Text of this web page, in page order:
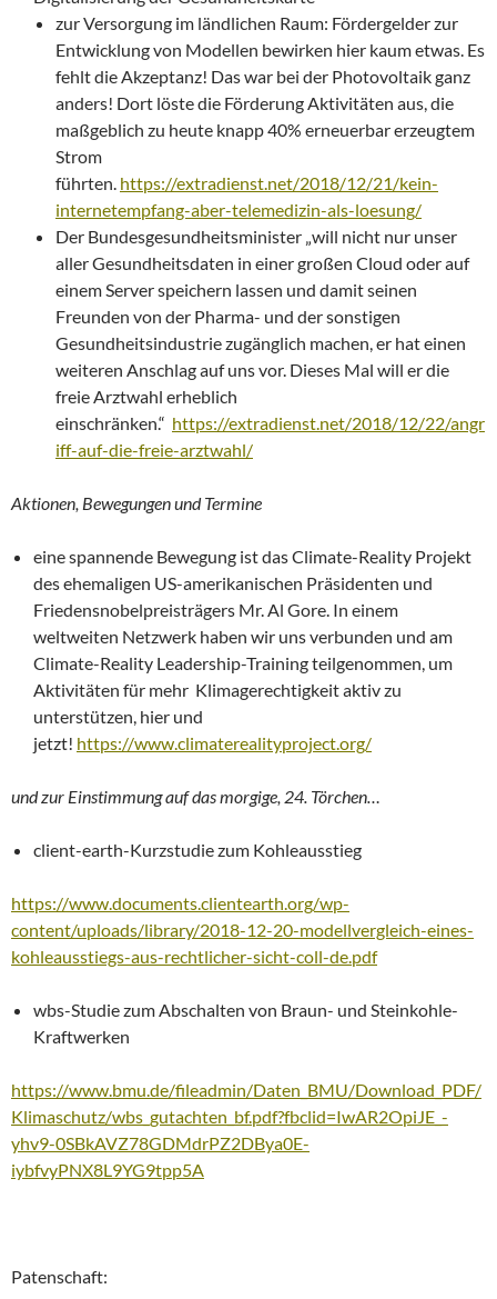
zur Versorgung im ländlichen Raum: Fördergelder zur
Entwicklung von Modellen bewirken hier kaum etwas. Es
fehlt die Akzeptanz! Das war bei der Photovoltaik ganz
anders! Dort löste die Förderung Aktivitäten aus, die
maßgeblich zu heute knapp 40% erneuerbar erzeugtem
Strom
führten. https://extradienst.net/2018/12/21/kein-
internetempfang-aber-telemedizin-als-loesung/
Der Bundesgesundheitsminister „will nicht nur unser
aller Gesundheitsdaten in einer großen Cloud oder auf
einem Server speichern lassen und damit seinen
Freunden von der Pharma- und der sonstigen
Gesundheitsindustrie zugänglich machen, er hat einen
weiteren Anschlag auf uns vor. Dieses Mal will er die
freie Arztwahl erheblich
einschränken.“ https://extradienst.net/2018/12/22/angr
iff-auf-die-freie-arztwahl/
Aktionen, Bewegungen und Termine
eine spannende Bewegung ist das Climate-Reality Projekt
des ehemaligen US-amerikanischen Präsidenten und
Friedensnobelpreisträgers Mr. Al Gore. In einem
weltweiten Netzwerk haben wir uns verbunden und am
Climate-Reality Leadership-Training teilgenommen, um
Aktivitäten für mehr Klimagerechtigkeit aktiv zu
unterstützen, hier und
jetzt! https://www.climaterealityproject.org/
und zur Einstimmung auf das morgige, 24. Törchen…
client-earth-Kurzstudie zum Kohleausstieg
https://www.documents.clientearth.org/wp-
content/uploads/library/2018-12-20-modellvergleich-eines-
kohleausstiegs-aus-rechtlicher-sicht-coll-de.pdf
wbs-Studie zum Abschalten von Braun- und Steinkohle-
Kraftwerken
https://www.bmu.de/fileadmin/Daten_BMU/Download_PDF/
Klimaschutz/wbs_gutachten_bf.pdf?fbclid=IwAR2OpiJE_-
yhv9-0SBkAVZ78GDMdrPZ2DBya0E-
iybfvyPNX8L9YG9tpp5A
Patenschaft: